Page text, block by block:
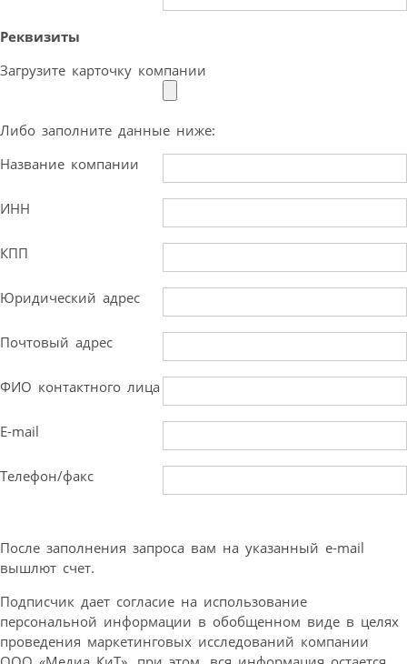
Реквизиты
Загрузите карточку компании
Либо заполните данные ниже:
Название компании
ИНН
КПП
Юридический адрес
Почтовый адрес
ФИО контактного лица
E-mail
Телефон/факс
После заполнения запроса вам на указанный e-mail
вышлют счет.
Подписчик дает согласие на использование
персональной информации в обобщенном виде в целях
проведения маркетинговых исследований компании